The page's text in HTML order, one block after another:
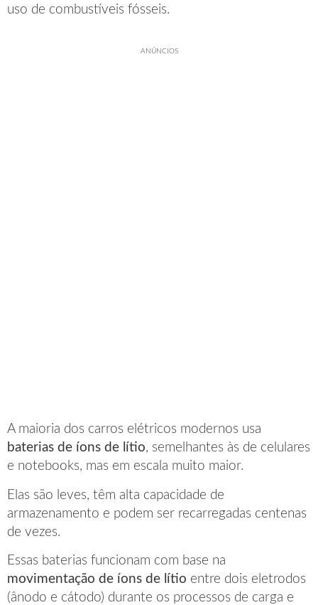
uso de combustíveis fósseis.
ANÚNCIOS
A maioria dos carros elétricos modernos usa
baterias de íons de lítio, semelhantes às de celulares
e notebooks, mas em escala muito maior.
Elas são leves, têm alta capacidade de
armazenamento e podem ser recarregadas centenas
de vezes.
Essas baterias funcionam com base na
movimentação de íons de lítio entre dois eletrodos
(ânodo e cátodo) durante os processos de carga e